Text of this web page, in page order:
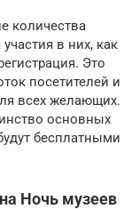
количества
в них, как
Это
посетителей и
всех желающих.
основных
бесплатными
Ночь музеев